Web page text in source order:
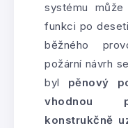
systému
funkci po
běžného
požární návrh
byl pěnový
vhodnou
konstrukčně